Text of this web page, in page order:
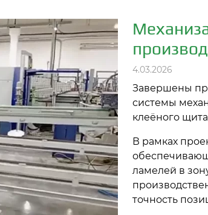
4.03.2026
Завершены
системы
клеёного
В рамках
ламелей в
точность